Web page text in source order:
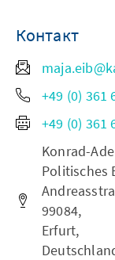
Контакт
+49 (0) 361
+49 (0) 361
Konrad-
Politisches
99084,
Erfurt,